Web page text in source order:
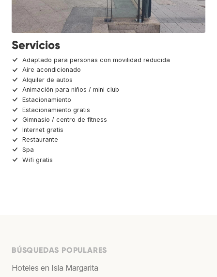
Servicios
Adaptado para personas con movilidad reducida
Aire acondicionado
Alquiler de autos
Animación para niños / mini club
Estacionamiento
Estacionamiento gratis
Gimnasio / centro de fitness
Internet gratis
Restaurante
Spa
Wifi gratis
BÚSQUEDAS POPULARES
Hoteles en Isla Margarita